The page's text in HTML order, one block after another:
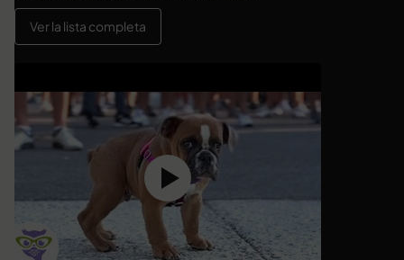
Ver la lista completa